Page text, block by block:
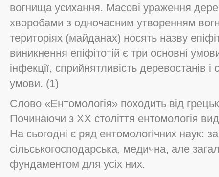
вогнища усихання. Масові ураження
хворобами з одночасним утворенням
територіях (майданах) носять назву
виникнення епіфітотій є три основні
інфекції, сприйнятливість деревостанів і
умови. (1)
Слово «Ентомологія» походить від
Починаючи з ХХ століття ентомологія
На сьогодні є ряд ентомологічних наук:
сільськогосподарська, медична, але
фундаментом для усіх них.